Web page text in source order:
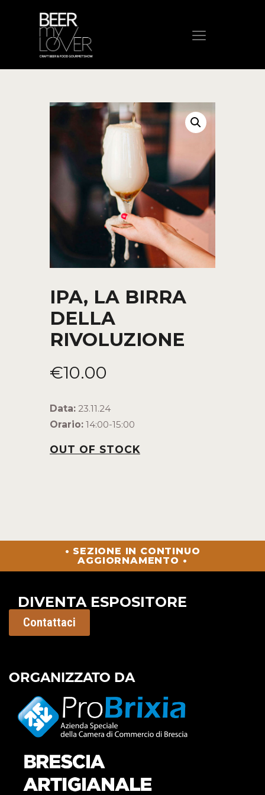
CHI SIAMO
PROGRAMMA
VISITA
ESPONI
PROTAGONISTI
ELENCO ESPOSITORI
NEWS
CONTATTI
ACQUISTA BIGLIETTO
IPA, LA BIRRA
DELLA
RIVOLUZIONE
€10.00
Data: 23.11.24
Orario: 14:00-15:00
OUT OF STOCK
• SEZIONE IN CONTINUO
AGGIORNAMENTO •
DIVENTA ESPOSITORE
Contattaci
ORGANIZZATO DA